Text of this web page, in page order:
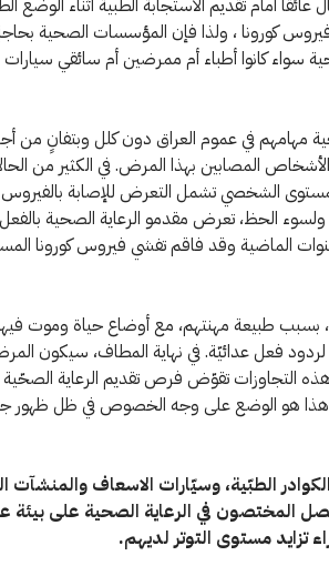
كورونا ، ولذا فإن المؤسسات الصحية
سواء كانوا أطباء أم ممرضين أم سائقي
مهامهم في عموم العراق دون كلل وبتفانٍ من
المصابين بهذا المرض. في الكثير من
الشخصي تشمل التعرض للإصابة
ولسوء الحظ، تعرض مقدمو الرعاية الصحية
الماضية وقد فاقم تفشي فيروس كورونا
بسبب طبيعة مهنتهم، مع أوضاع حياة وموت فيها
فعل عدائيّة. في نهاية المطاف، سيكون
التجاوزات تقوّض فرص تقديم الرعاية الصحّية
وهذا هو الوضع على وجه الخصوص في ظل ظهور
الطبّية، وسيّارات الاسعاف والمنشآت
المختصون في الرعاية الصحية على بيئة
مستوى التوتر لديهم.